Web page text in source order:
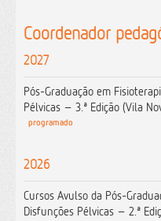
Coordenador
2027
Pós-Graduação em
Pélvicas – 3.ª Edição (Vila
programado
2026
Cursos Avulso da Pós-
Disfunções Pélvicas – 2.ª